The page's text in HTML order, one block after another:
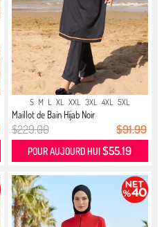
S M L XL XXL 3XL 4XL 5XL
Maillot de Bain Hijab Noir
$229.00 $91.99
POUR AUJOURD HUI$55.19